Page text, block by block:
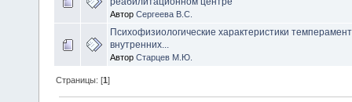
Автор Сергеева В.С.
Психофизиологические характеристики
внутренних...
Автор Старцев М.Ю.
Страницы: [1]